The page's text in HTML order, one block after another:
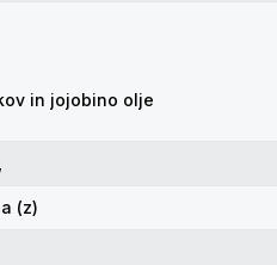
in jojobino olje
(z)